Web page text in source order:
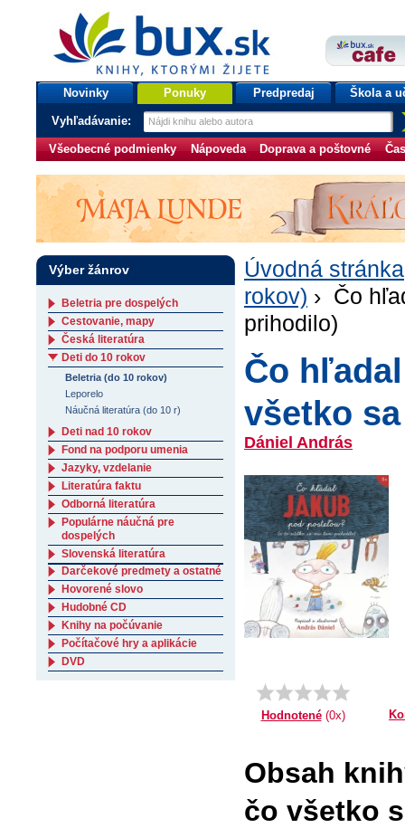
bux.sk
knihy, ktorými žijete
Úvodná stránka
Novinky Ponuky Predpredaj Škola a
Vyhľadávanie:
Všeobecné podmienky Nápoveda Doprava a poštovné
Úvodná stránka
rokov) › Čo
prihodilo)
Čo
všetko
Dániel András
Hodnotené(0x)
Obsah
čo všetko
Výber žánrov
Beletria pre dospelých
Cestovanie, mapy
Česká literatúra
Deti do 10 rokov
Beletria (do 10 rokov)
Leporelo
Náučná literatúra (do 10 r)
Deti nad 10 rokov
Fond na podporu umenia
Jazyky, vzdelanie
Literatúra faktu
Odborná literatúra
Populárne náučná pre
dospelých
Slovenská literatúra
Darčekové predmety a ostatné
Hovorené slovo
Hudobné CD
Knihy na počúvanie
Počítačové hry a aplikácie
DVD